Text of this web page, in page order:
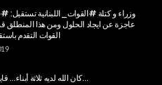
وزراء و كتلة #القوات_اللبنانية تستقيل:
عاجزة عن ايجاد الحلول ومن هذا المنطلق
القوات التقدم
كان الله لديه ثلاثة أبناء… قايين و هابيل و باسيل…